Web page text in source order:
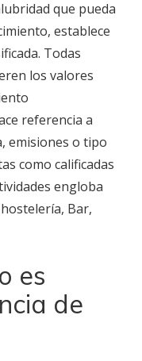
que pueda
establece
Todas
los valores
referencia a
emisiones o tipo
como calificadas
engloba
Bar,
es
de